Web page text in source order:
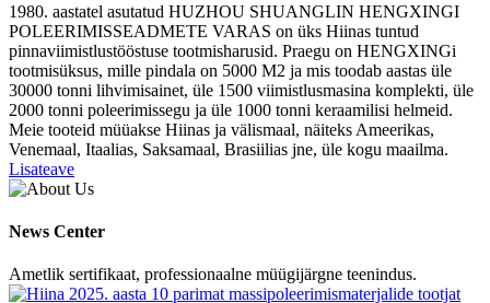
1980. aastatel asutatud HUZHOU SHUANGLIN HENGXINGI
POLEERIMISSEADMETE VARAS on üks Hiinas tuntud
pinnaviimistlustööstuse tootmisharusid. Praegu on HENGXINGi
tootmisüksus, mille pindala on 5000 M2 ja mis toodab aastas üle
30000 tonni lihvimisainet, üle 1500 viimistlusmasina komplekti, üle
2000 tonni poleerimissegu ja üle 1000 tonni keraamilisi helmeid.
Meie tooteid müüakse Hiinas ja välismaal, näiteks Ameerikas,
Venemaal, Itaalias, Saksamaal, Brasiilias jne, üle kogu maailma.
Lisateave
News Center
Ametlik sertifikaat, professionaalne müügijärgne teenindus.